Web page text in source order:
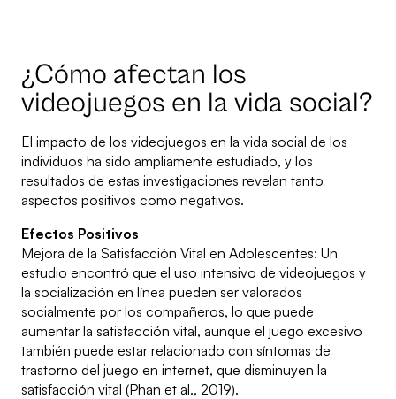
¿Cómo afectan los
videojuegos en la vida social?
El impacto de los videojuegos en la vida social de los
individuos ha sido ampliamente estudiado, y los
resultados de estas investigaciones revelan tanto
aspectos positivos como negativos.
Efectos Positivos
Mejora de la Satisfacción Vital en Adolescentes: Un
estudio encontró que el uso intensivo de videojuegos y
la socialización en línea pueden ser valorados
socialmente por los compañeros, lo que puede
aumentar la satisfacción vital, aunque el juego excesivo
también puede estar relacionado con síntomas de
trastorno del juego en internet, que disminuyen la
satisfacción vital (Phan et al., 2019).